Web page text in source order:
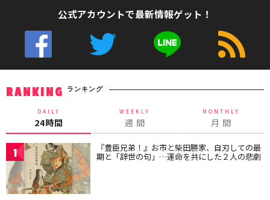
公式アカウントで最新情報ゲット！
RANKING ランキング
DAILY
24時間
WEEKLY
週 間
MONTHLY
月 間
1 『豊臣兄弟！』お市と柴田勝家、自刃しての最
期と「辞世の句」…運命を共にした２人の悲劇